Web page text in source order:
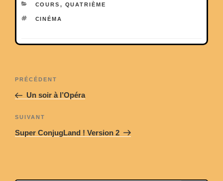
CATÉGORIES
COURS , QUATRIÈME
ÉTIQUETTES
CINÉMA
Navigation
l’article
Article
précédent
PRÉCÉDENT
Un soir à l’Opéra
Article
suivant
SUIVANT
Super ConjugLand ! Version 2